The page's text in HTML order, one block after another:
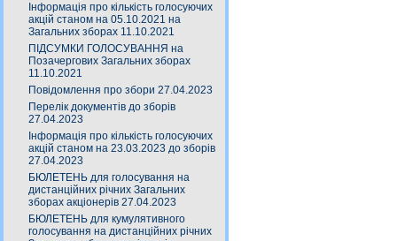
Інформація про кількість голосуючих
акцій станом на 05.10.2021 на
Загальних зборах 11.10.2021
ПІДСУМКИ ГОЛОСУВАННЯ на
Позачергових Загальних зборах
11.10.2021
Повідомлення про збори 27.04.2023
Перелік документів до зборів
27.04.2023
Інформація про кількість голосуючих
акцій станом на 23.03.2023 до зборів
27.04.2023
БЮЛЕТЕНЬ для голосування на
дистанційних річних Загальних
зборах акціонерів 27.04.2023
БЮЛЕТЕНЬ для кумулятивного
голосування на дистанційних річних